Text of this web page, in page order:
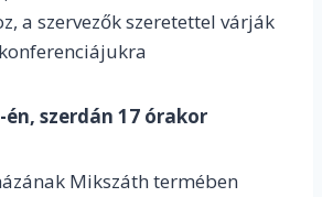
a szervezők szeretettel várják
én, szerdán 17 órakor
Mikszáth termében